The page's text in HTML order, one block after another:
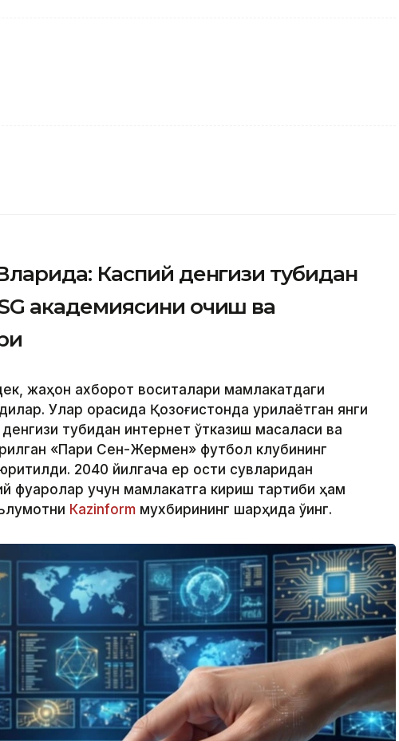
Каспий денгизи тубидан
академиясини очиш ва
жаҳон ахборот воситалари мамлакатдаги
Улар орасида Қозоғистонда қурилаётган янги
тубидан интернет ўтказиш масаласи ва
«Пари Сен-Жермен» футбол клубининг
2040 йилгача ер ости сувларидан
учун мамлакатга кириш тартиби ҳам
Кazinform мухбирининг шарҳида ўқинг.